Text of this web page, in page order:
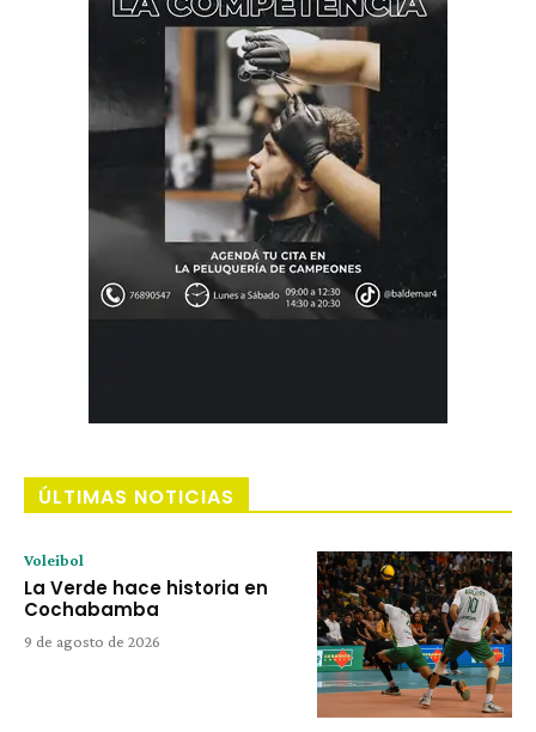
ÚLTIMAS NOTICIAS
Voleibol
La Verde hace historia en
Cochabamba
9 de agosto de 2026